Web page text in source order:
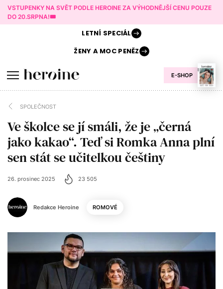
VSTUPENKY NA SVĚT PODLE HEROINE ZA VÝHODNĚJŠÍ CENU POUZE
DO 20.SRPNA!🎟️
E-SHOP
LETNÍ SPECIÁL
ŽENY AMOC PENĚZ
SPOLEČNOST
Ve školce se jí smáli, že je „černá
jako kakao“. Teď si Romka Anna plní
sen stát se učitelkou češtiny
Redakce Heroine
26. prosinec 2025 23 505
ROMOVÉ